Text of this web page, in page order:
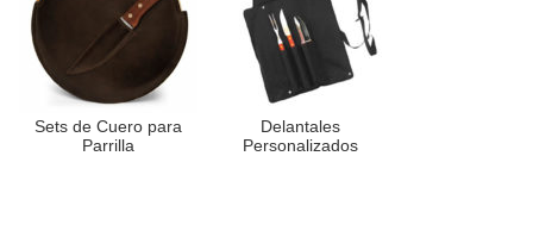
Sets de Cuero para
Parrilla
Delantales
Personalizados